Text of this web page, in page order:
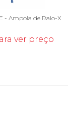
- Ampola de Raio-X
ver preço